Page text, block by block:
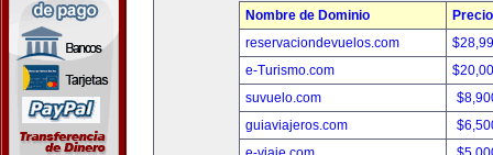
Nombre de Dominio
Precio
reservaciondevuelos.com
e-Turismo.com
suvuelo.com
guiaviajeros.com